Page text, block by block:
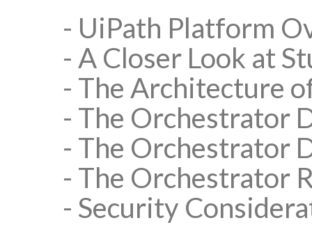
- UiPath Platform
- A Closer Look at
- The Architecture
- The Orchestrator
- The Orchestrator
- The Orchestrator
- Security